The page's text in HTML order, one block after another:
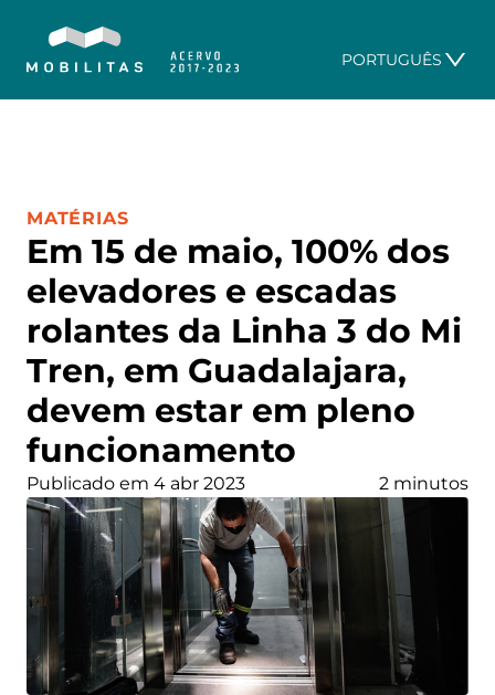
PORTUGUÊS
Em 15 de maio, 100% dos
elevadores e escadas
rolantes da Linha 3 do Mi
Tren, em Guadalajara,
devem estar em pleno
funcionamento
CATEGORIA:
MATÉRIAS
Publicado em 4 abr 2023 2 minutos